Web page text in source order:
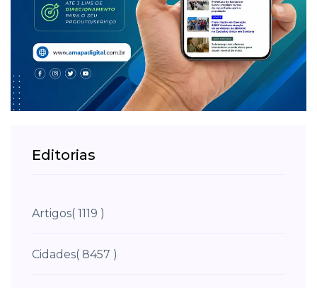
Editorias
Artigos( 1119 )
Cidades( 8457 )